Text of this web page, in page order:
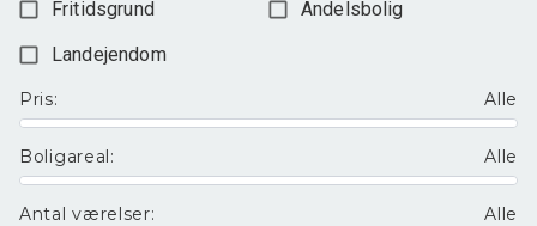
Fritidsgrund
Andelsbolig
Landejendom
Pris: Alle
Boligareal: Alle
Antal værelser: Alle